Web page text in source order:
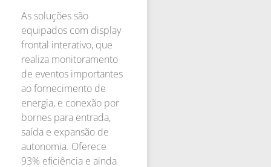
As soluções são
equipados com display
frontal interativo, que
realiza monitoramento
de eventos importantes
ao fornecimento de
energia, e conexão por
bornes para entrada,
saída e expansão de
autonomia. Oferece
93% eficiência e ainda